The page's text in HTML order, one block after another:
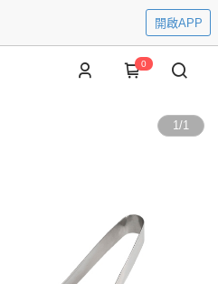
開啟APP
0
1/1